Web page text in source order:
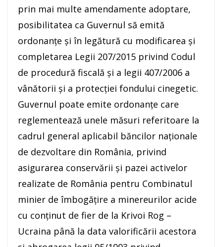
prin mai multe amendamente adoptare,
posibilitatea ca Guvernul să emită
ordonanţe şi în legătură cu modificarea şi
completarea Legii 207/2015 privind Codul
de procedură fiscală şi a legii 407/2006 a
vânătorii şi a protecţiei fondului cinegetic.
Guvernul poate emite ordonanţe care
reglementează unele măsuri referitoare la
cadrul general aplicabil băncilor naţionale
de dezvoltare din România, privind
asigurarea conservării şi pazei activelor
realizate de România pentru Combinatul
minier de îmbogăţire a minereurilor acide
cu conţinut de fier de la Krivoi Rog –
Ucraina până la data valorificării acestora